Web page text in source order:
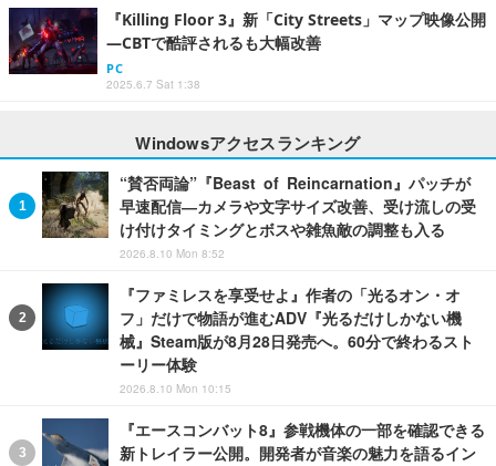
『Killing Floor 3』新「City Streets」マップ映像公開
―CBTで酷評されるも大幅改善
PC
2025.6.7 Sat 1:38
Windowsアクセスランキング
“賛否両論”『Beast of Reincarnation』パッチが
早速配信―カメラや文字サイズ改善、受け流しの受
け付けタイミングとボスや雑魚敵の調整も入る
2026.8.10 Mon 8:52
『ファミレスを享受せよ』作者の「光るオン・オ
フ」だけで物語が進むADV『光るだけしかない機
械』Steam版が8月28日発売へ。60分で終わるスト
ーリー体験
2026.8.10 Mon 10:15
『エースコンバット8』参戦機体の一部を確認できる
新トレイラー公開。開発者が音楽の魅力を語るイン